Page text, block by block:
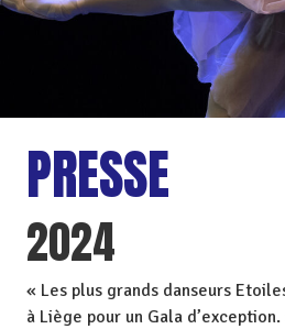
PRESSE
2024
« Les plus grands danseurs
à Liège pour un Gala d’exception.